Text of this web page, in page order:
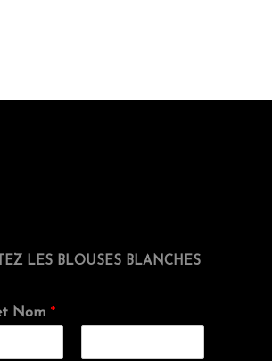
LES BLOUSES BLANCHES
Nom *